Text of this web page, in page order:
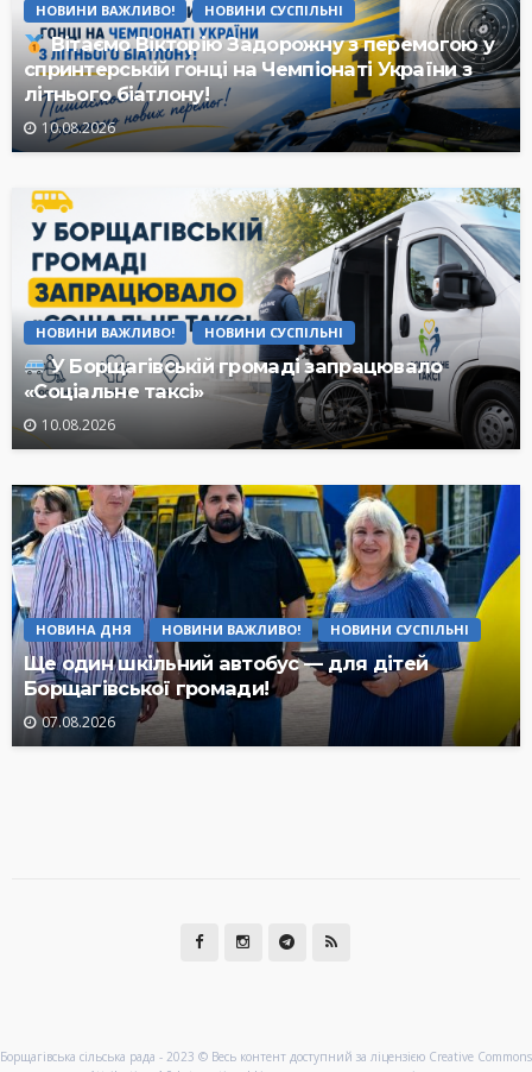
НОВИНИ ВАЖЛИВО! НОВИНИ СУСПІЛЬНІ
Вітаємо Вікторію Задорожну з перемогою у
спринтерській гонці на Чемпіонаті України з
літнього біатлону!
10.08.2026
НОВИНИ ВАЖЛИВО! НОВИНИ СУСПІЛЬНІ
У Борщагівській громаді запрацювало
«Соціальне таксі»
10.08.2026
НОВИНА ДНЯ НОВИНИ ВАЖЛИВО! НОВИНИ СУСПІЛЬНІ
Ще один шкільний автобус — для дітей
Борщагівської громади!
07.08.2026
Борщагівська сільська рада - 2023 © Весь контент доступний за ліцензією Creative Commons